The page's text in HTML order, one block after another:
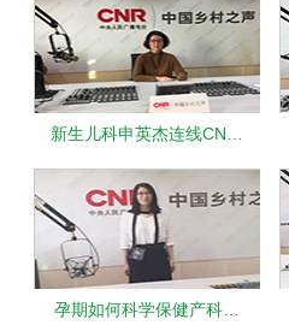
新生儿科申英杰连线CN…
孕期如何科学保健产科…